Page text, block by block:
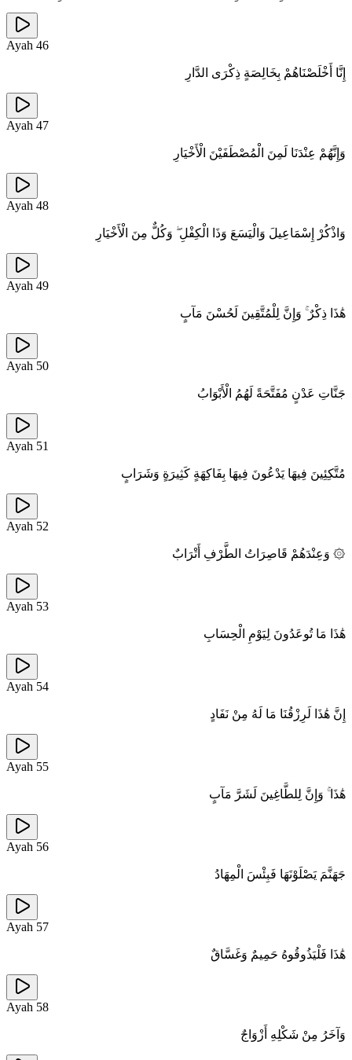
Ayah 46
إِنَّا أَخْلَصْنَاهُمْ بِخَالِصَةٍ ذِكْرَى الدَّارِ
Ayah 47
وَإِنَّهُمْ عِنْدَنَا لَمِنَ الْمُصْطَفَيْنَ الْأَخْيَارِ
Ayah 48
وَاذْكُرْ إِسْمَاعِيلَ وَالْيَسَعَ وَذَا الْكِفْلِ ۖ وَكُلٌّ مِنَ الْأَخْيَارِ
Ayah 49
هَٰذَا ذِكْرٌ ۚ وَإِنَّ لِلْمُتَّقِينَ لَحُسْنَ مَآبٍ
Ayah 50
جَنَّاتِ عَدْنٍ مُفَتَّحَةً لَهُمُ الْأَبْوَابُ
Ayah 51
مُتَّكِئِينَ فِيهَا يَدْعُونَ فِيهَا بِفَاكِهَةٍ كَثِيرَةٍ وَشَرَابٍ
Ayah 52
۞ وَعِنْدَهُمْ قَاصِرَاتُ الطَّرْفِ أَتْرَابٌ
Ayah 53
هَٰذَا مَا تُوعَدُونَ لِيَوْمِ الْحِسَابِ
Ayah 54
إِنَّ هَٰذَا لَرِزْقُنَا مَا لَهُ مِنْ نَفَادٍ
Ayah 55
هَٰذَا ۚ وَإِنَّ لِلطَّاغِينَ لَشَرَّ مَآبٍ
Ayah 56
جَهَنَّمَ يَصْلَوْنَهَا فَبِئْسَ الْمِهَادُ
Ayah 57
هَٰذَا فَلْيَذُوقُوهُ حَمِيمٌ وَغَسَّاقٌ
Ayah 58
وَآخَرُ مِنْ شَكْلِهِ أَزْوَاجٌ